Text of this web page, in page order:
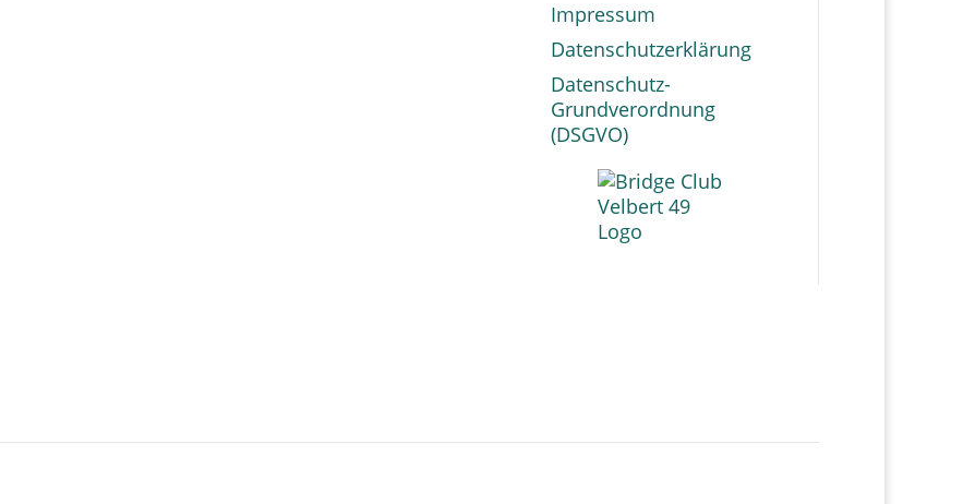
Impressum
Datenschutzerklärung
Datenschutz-
Grundverordnung
(DSGVO)